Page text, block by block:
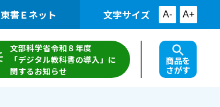
東書Ｅネット 文字サイズ A- A+
文部科学省令和８年度
「デジタル教科書の導入」に
関するお知らせ
商品を
さがす